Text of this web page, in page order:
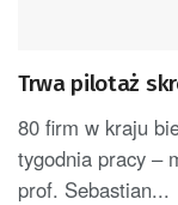
Trwa pilotaż
80 firm w kraju
tygodnia pracy –
prof. Sebastian...